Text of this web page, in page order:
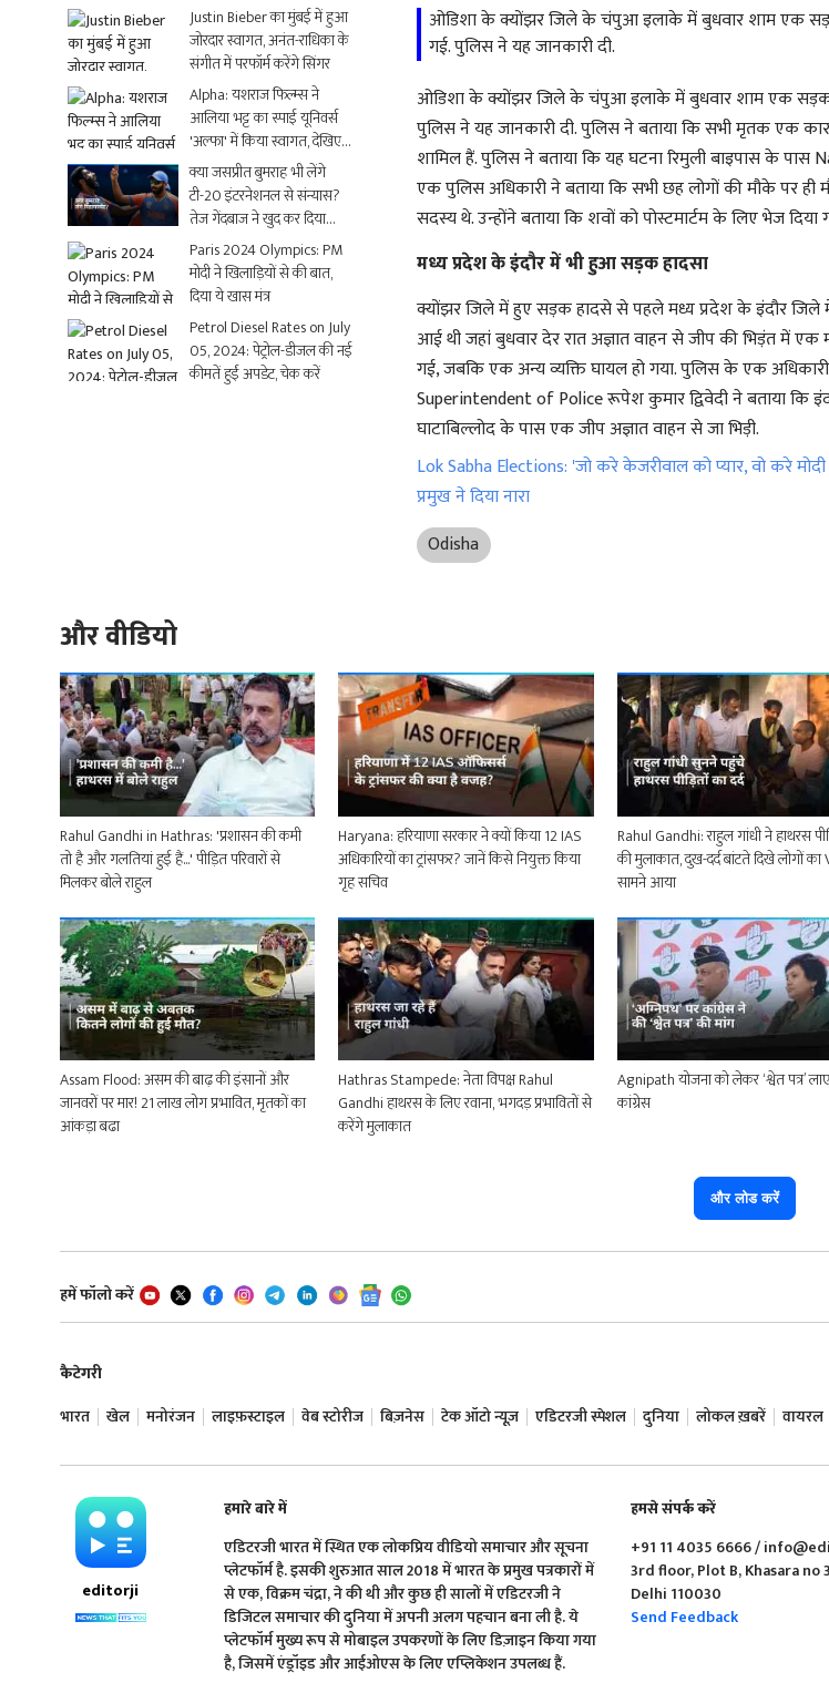
Justin Bieber का मुंबई में हुआ
जोरदार स्वागत, अनंत-राधिका के
संगीत में परफॉर्म करेंगे सिंगर
Alpha: यशराज फिल्म्स ने
आलिया भट्ट का स्पाई यूनिवर्स
'अल्फा' में किया स्वागत, देखिए
धमाकेदार Video
क्या जसप्रीत बुमराह भी लेंगे
टी-20 इंटरनेशनल से संन्यास?
तेज गेंदबाज ने खुद कर दिया
क्लियर
Paris 2024 Olympics: PM
मोदी ने खिलाड़ियों से की बात,
दिया ये खास मंत्र
Petrol Diesel Rates on July
05, 2024: पेट्रोल-डीजल की नई
कीमतें हुईं अपडेट, चेक करें
ओडिशा के क्योंझर जिले के चंपुआ इलाके में बुधवार शाम एक
गई. पुलिस ने यह जानकारी दी.
ओडिशा के क्योंझर जिले के चंपुआ इलाके में बुधवार शाम एक सड़क
पुलिस ने यह जानकारी दी. पुलिस ने बताया कि सभी मृतक एक
शामिल हैं. पुलिस ने बताया कि यह घटना रिमुली बाइपास के पास
एक पुलिस अधिकारी ने बताया कि सभी छह लोगों की मौके पर ही
सदस्य थे. उन्होंने बताया कि शवों को पोस्टमार्टम के लिए भेज दिया
मध्य प्रदेश के इंदौर में भी हुआ सड़क हादसा
क्योंझर जिले में हुए सड़क हादसे से पहले मध्य प्रदेश के इंदौर
आई थी जहां बुधवार देर रात अज्ञात वाहन से जीप की भिड़ंत में
गई, जबकि एक अन्य व्यक्ति घायल हो गया. पुलिस के एक
Superintendent of Police रूपेश कुमार द्विवेदी ने बताया कि
घाटाबिल्लोद के पास एक जीप अज्ञात वाहन से जा भिड़ी.
Lok Sabha Elections: 'जो करे केजरीवाल को प्यार, वो करे
प्रमुख ने दिया नारा
Odisha
और वीडियो
Rahul Gandhi in Hathras: 'प्रशासन की कमी
तो है और गलतियां हुई हैं...' पीड़ित परिवारों से
मिलकर बोले राहुल
Haryana: हरियाणा सरकार ने क्यों किया 12 IAS
अधिकारियों का ट्रांसफर? जानें किसे नियुक्त किया
गृह सचिव
Rahul Gandhi: राहुल गांधी ने हाथरस
की मुलाकात, दुख-दर्द बांटते दिखे लोगों
सामने आया
Assam Flood: असम की बाढ़ की इंसानों और
जानवरों पर मार! 21 लाख लोग प्रभावित, मृतकों का
आंकड़ा बढा
Hathras Stampede: नेता विपक्ष Rahul
Gandhi हाथरस के लिए रवाना, भगदड़ प्रभावितों से
करेंगे मुलाकात
Agnipath योजना को लेकर ‘श्वेत पत्र’
कांग्रेस
और लोड करें
हमें फॉलो करें
कैटेगरी
भारत
खेल मनोरंजन लाइफ़स्टाइल वेब स्टोरीज बिज़नेस टेक ऑटो न्यूज़ एडिटरजी स्पेशल दुनिया लोकल ख़बरें वायरल
editorji
हमारे बारे में
एडिटरजी भारत में स्थित एक लोकप्रिय वीडियो समाचार और सूचना
प्लेटफॉर्म है. इसकी शुरुआत साल 2018 में भारत के प्रमुख पत्रकारों में
से एक, विक्रम चंद्रा, ने की थी और कुछ ही सालों में एडिटरजी ने
डिजिटल समाचार की दुनिया में अपनी अलग पहचान बना ली है. ये
प्लेटफॉर्म मुख्य रूप से मोबाइल उपकरणों के लिए डिज़ाइन किया गया
है, जिसमें एंड्रॉइड और आईओएस के लिए एप्लिकेशन उपलब्ध हैं.
हमसे संपर्क करें
+91 11 4035 6666 /
3rd floor, Plot B, Khasara
Delhi 110030
Send Feedback